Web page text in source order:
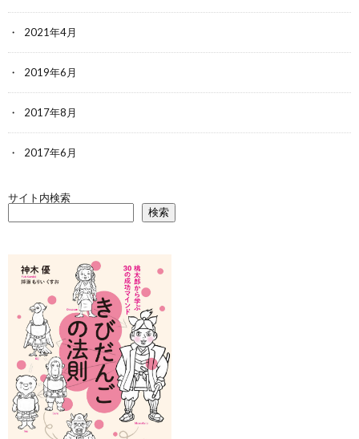
2021年4月
2019年6月
2017年8月
2017年6月
サイト内検索
検索